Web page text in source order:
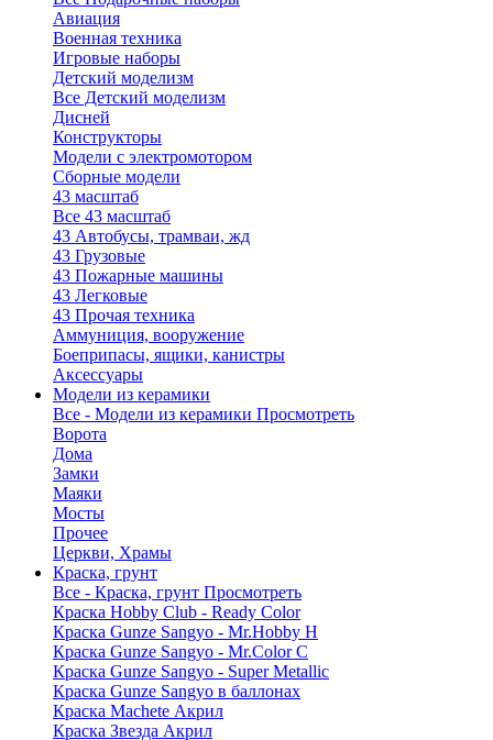
Авиация
Военная техника
Игровые наборы
Детский моделизм
Все Детский моделизм
Дисней
Конструкторы
Модели с электромотором
Сборные модели
43 масштаб
Все 43 масштаб
43 Автобусы, трамваи, жд
43 Грузовые
43 Пожарные машины
43 Легковые
43 Прочая техника
Аммуниция, вооружение
Боеприпасы, ящики, канистры
Аксессуары
Модели из керамики
Все - Модели из керамики Просмотреть
Ворота
Дома
Замки
Маяки
Мосты
Прочее
Церкви, Храмы
Краска, грунт
Все - Краска, грунт Просмотреть
Краска Hobby Club - Ready Color
Краска Gunze Sangyo - Mr.Hobby H
Краска Gunze Sangyo - Mr.Color C
Краска Gunze Sangyo - Super Metallic
Краска Gunze Sangyo в баллонах
Краска Machete Акрил
Краска Звезда Акрил